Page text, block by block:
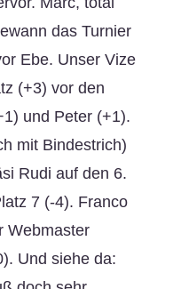
das Turnier
Ebe. Unser Vize
(+3) vor den
und Peter (+1).
mit Bindestrich)
Rudi auf den 6.
7 (-4). Franco
Webmaster
Und siehe da: